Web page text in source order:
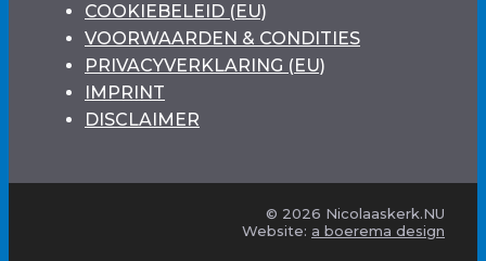
COOKIEBELEID (EU)
VOORWAARDEN & CONDITIES
PRIVACYVERKLARING (EU)
IMPRINT
DISCLAIMER
© 2026 Nicolaaskerk.NU
Website: a boerema design